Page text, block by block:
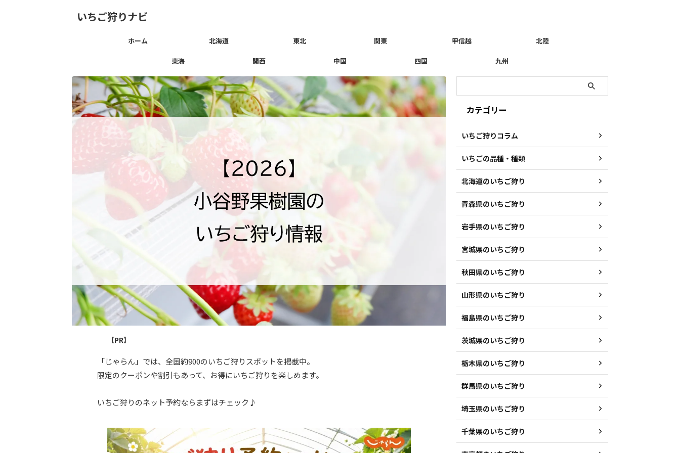
いちご狩りナビ
ホーム 北海道 東北 関東 甲信越 北陸
東海 関西 中国 四国 九州
【PR】
「じゃらん」では、全国約900のいちご狩りスポットを掲載中。
限定のクーポンや割引もあって、お得にいちご狩りを楽しめます。
いちご狩りのネット予約ならまずはチェック♪
カテゴリー
いちご狩りコラム
いちごの品種・種類
北海道のいちご狩り
青森県のいちご狩り
岩手県のいちご狩り
宮城県のいちご狩り
秋田県のいちご狩り
山形県のいちご狩り
福島県のいちご狩り
茨城県のいちご狩り
栃木県のいちご狩り
群馬県のいちご狩り
埼玉県のいちご狩り
千葉県のいちご狩り